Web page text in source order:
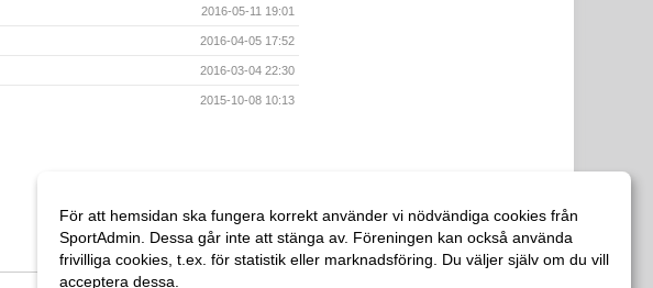
2016-05-11 19:01
2016-04-05 17:52
2016-03-04 22:30
2015-10-08 10:13
För att hemsidan ska fungera korrekt använder vi nödvändiga cookies från
SportAdmin. Dessa går inte att stänga av. Föreningen kan också använda
frivilliga cookies, t.ex. för statistik eller marknadsföring. Du väljer själv om du vill
acceptera dessa.